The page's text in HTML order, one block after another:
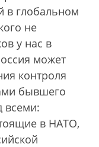
в глобальном
не
у нас в
может
контроля
бывшего
всеми:
в НАТО,